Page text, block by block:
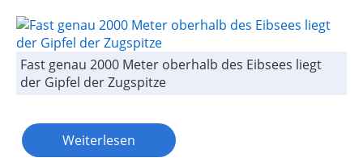
Fast genau 2000 Meter oberhalb des Eibsees liegt
der Gipfel der Zugspitze
Weiterlesen